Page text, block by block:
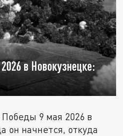
в Новокузнецке:
9 мая 2026 в
он начнется, откуда